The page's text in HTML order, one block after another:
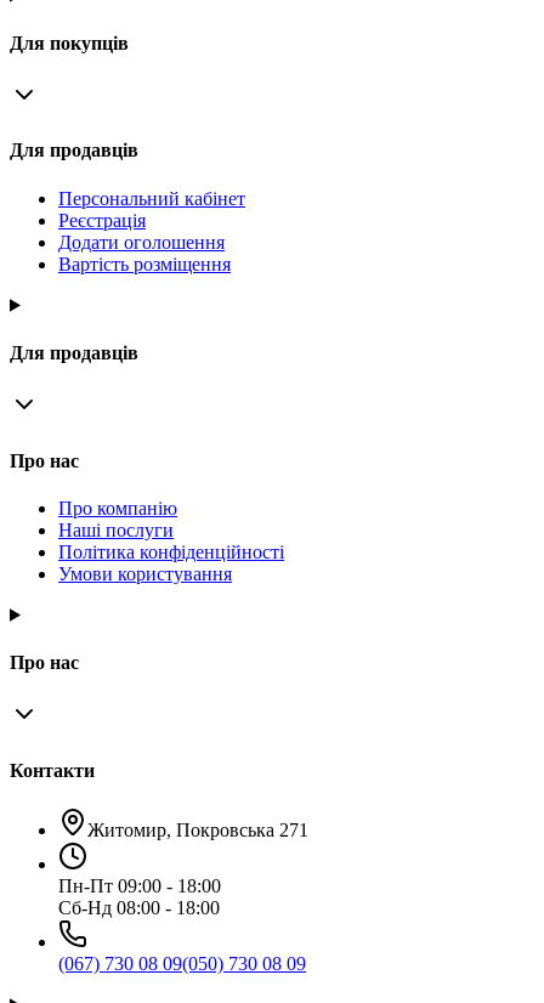
Для покупців
Для продавців
Персональний кабінет
Реєстрація
Додати оголошення
Вартість розміщення
Для продавців
Про нас
Про компанію
Наші послуги
Політика конфіденційності
Умови користування
Про нас
Контакти
Житомир, Покровська 271
Пн-Пт 09:00 - 18:00
Сб-Нд 08:00 - 18:00
(067) 730 08 09(050) 730 08 09